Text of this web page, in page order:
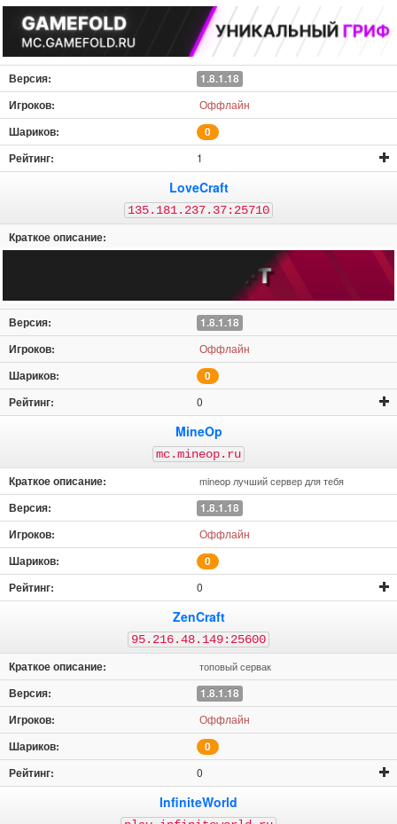
1.8.1.18
Оффлайн
0
1
LoveCraft
135.181.237.37:25710
1.8.1.18
Оффлайн
0
0
MineOp
mc.mineop.ru
mineop лучший сервер для тебя
1.8.1.18
Оффлайн
0
0
ZenCraft
95.216.48.149:25600
топовый сервак
1.8.1.18
Оффлайн
0
0
InfiniteWorld